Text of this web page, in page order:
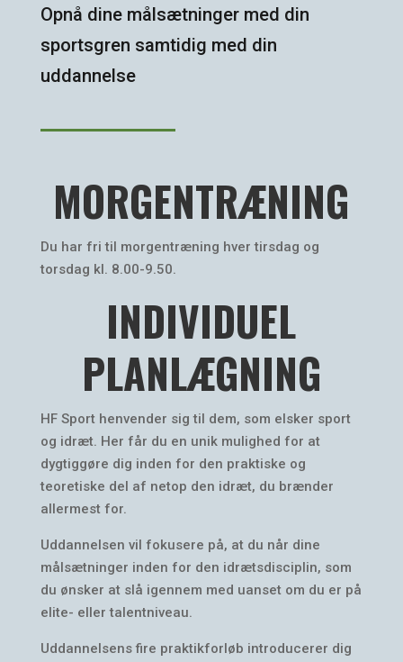
Opnå dine målsætninger med din
sportsgren samtidig med din
uddannelse
MORGENTRÆNING
Du har fri til morgentræning hver tirsdag og
torsdag kl. 8.00-9.50.
INDIVIDUEL
PLANLÆGNING
HF Sport henvender sig til dem, som elsker sport
og idræt. Her får du en unik mulighed for at
dygtiggøre dig inden for den praktiske og
teoretiske del af netop den idræt, du brænder
allermest for.
Uddannelsen vil fokusere på, at du når dine
målsætninger inden for den idrætsdisciplin, som
du ønsker at slå igennem med uanset om du er på
elite- eller talentniveau.
Uddannelsens fire praktikforløb introducerer dig